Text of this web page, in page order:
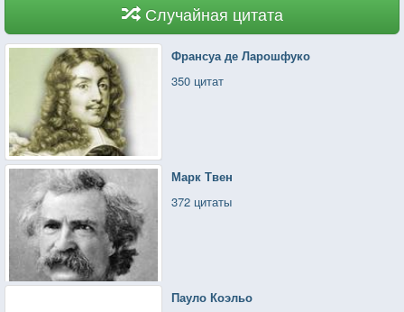
Случайная цитата
Франсуа де Ларошфуко
350 цитат
Марк Твен
372 цитаты
Пауло Коэльо